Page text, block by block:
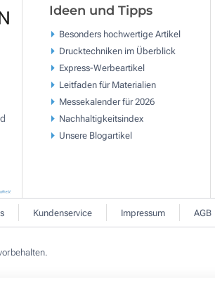
Ideen und Tipps
Besonders hochwertige Artikel
Drucktechniken im Überblick
Express-Werbeartikel
Leitfaden für Materialien
Messekalender für 2026
Nachhaltigkeitsindex
Unsere Blogartikel
Kundenservice Impressum AGB